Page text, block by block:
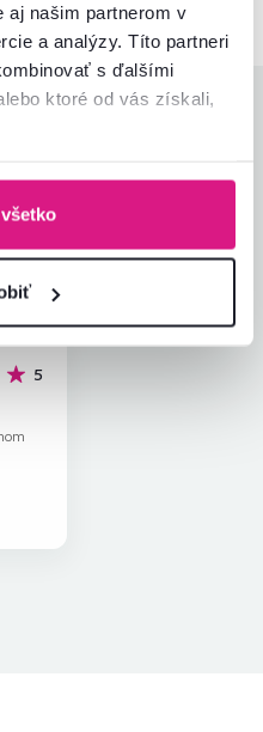
aj našim partnerom v
a analýzy. Títo partneri
s ďalšími
ktoré od vás získali,
5,0
a ceny
5hviezdičiek